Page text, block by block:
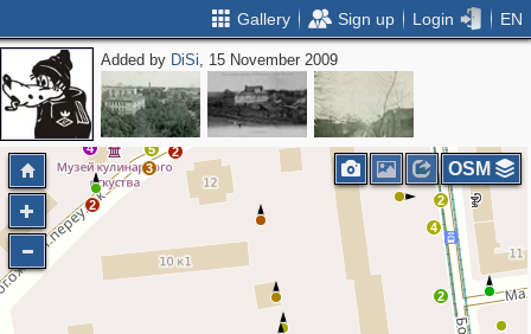
Gallery Sign up Login EN
Added by DiSi, 15 November 2009
2
4
2
3
5 2
2
2
4
OSM